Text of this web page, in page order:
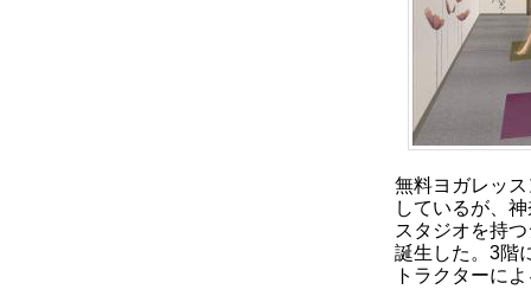
無料ヨガレッ
しているが、
スタジオを持
誕生した。3階
トラクターに